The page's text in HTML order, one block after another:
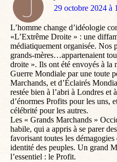
dit
29 octobre 2024 à
L’homme change d’idéologie
«L’Extrême Droite » : une
médiatiquement organisée. Nos
grands-mères…appartenaient
droite ». Ils ont été envoyés à la
Guerre Mondiale par une toute
Marchands, et d’Éclairés
restée bien à l’abri à Londres et
d’énormes Profits pour les uns,
célébrité pour les autres.
Les « Grands Marchands »
habile, qui a appris à se parer
favorisant toutes les
identité des peuples. Un grand
l’essentiel : le Profit.